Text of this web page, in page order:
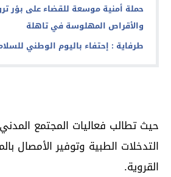
حملة أمنية موسعة للقضاء على بؤر
والأقراص المهلوسة في تاهلة
طرفاية : إحتفاء باليوم الوطني
حيث تطالب فعاليات المجتمع
التدخلات الطبية وتوفير الأمصال
القروية.